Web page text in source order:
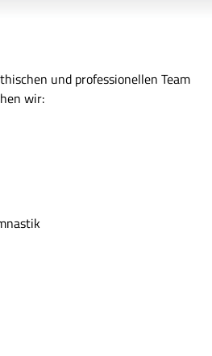
und professionellen Team
wir: